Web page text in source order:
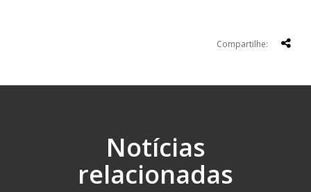
Compartilhe:
Notícias
relacionadas